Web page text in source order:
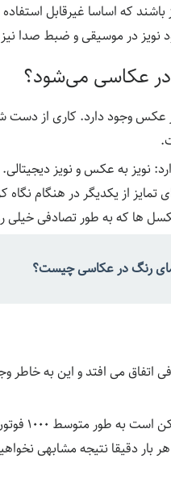
باشند که اساسا غیرقابل‌
نویز در موسیقی و ضبط صدا
در عکاسی می‌شود؟
عکس وجود دارد. کاری از دست
نویز به عکس و نویز
تمایز از یکدیگر در هنگام
ها که به طور تصادفی
رنگ در عکاسی چیست؟
اتفاق می افتد و این به
به
بار دقیقا نتیجه مشابهی